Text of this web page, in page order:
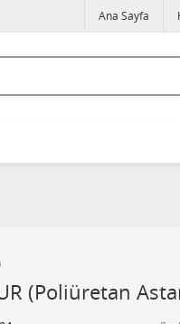
Ana Sayfa
(Poliüretan